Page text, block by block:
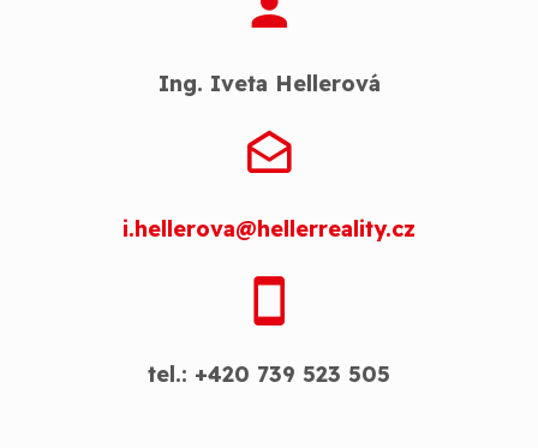
Ing. Iveta Hellerová
i.hellerova@hellerreality.cz
tel.: +420 739 523 505